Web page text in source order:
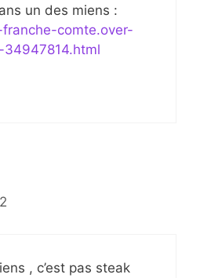
un des miens :
comte.over-
, c’est pas steak